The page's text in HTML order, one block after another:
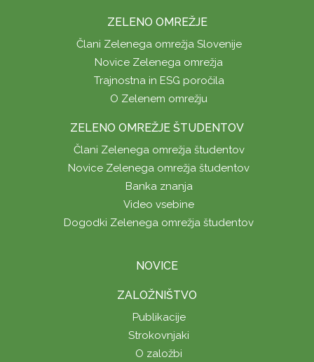
ZELENO OMREŽJE
Člani Zelenega omrežja Slovenije
Novice Zelenega omrežja
Trajnostna in ESG poročila
O Zelenem omrežju
ZELENO OMREŽJE ŠTUDENTOV
Člani Zelenega omrežja študentov
Novice Zelenega omrežja študentov
Banka znanja
Video vsebine
Dogodki Zelenega omrežja študentov
NOVICE
ZALOŽNIŠTVO
Publikacije
Strokovnjaki
O založbi